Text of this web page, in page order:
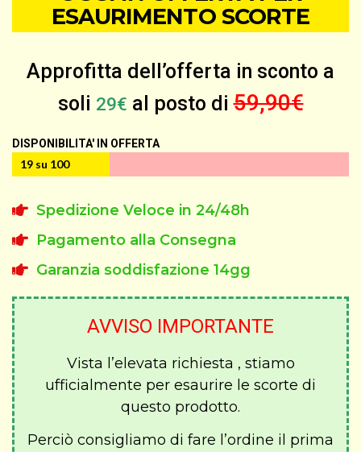
ESAURIMENTO SCORTE
Approfitta dell’offerta in sconto a
soli 29€ al posto di59,90€
DISPONIBILITA' IN OFFERTA
19 su 100
Spedizione Veloce in 24/48h
Pagamento alla Consegna
Garanzia soddisfazione 14gg
AVVISO IMPORTANTE
Vista l’elevata richiesta , stiamo
ufficialmente per esaurire le scorte di
questo prodotto.
Perciò consigliamo di fare l’ordine il prima